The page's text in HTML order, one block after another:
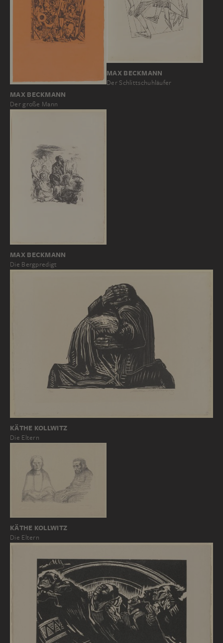
MAX BECKMANN
Der große Mann
MAX BECKMANN
Der Schlittschuhläufer
MAX BECKMANN
Die Bergpredigt
KÄTHE KOLLWITZ
Die Eltern
KÄTHE KOLLWITZ
Die Eltern